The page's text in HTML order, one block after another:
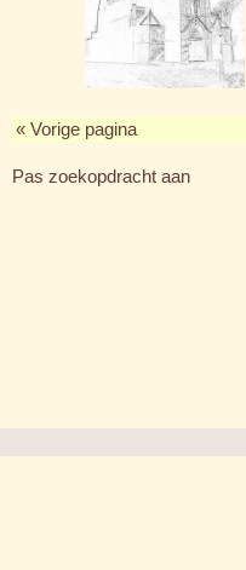
« Vorige pagina
Pas zoekopdracht aan